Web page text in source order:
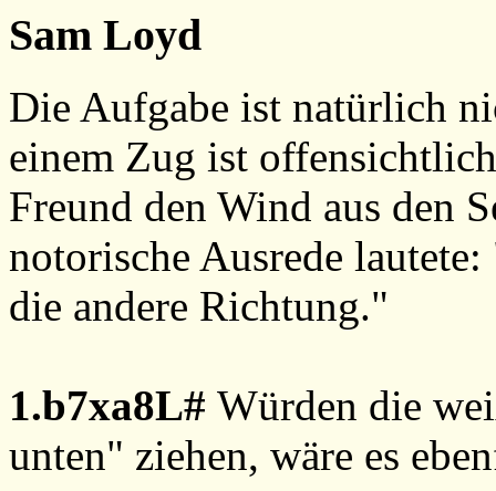
Sam Loyd
Die Aufgabe ist natürlich
einem Zug ist
Freund den Wind aus den
notorische Ausrede
die andere Richtung."
1.b7xa8L# Würden die
unten" ziehen, wäre es